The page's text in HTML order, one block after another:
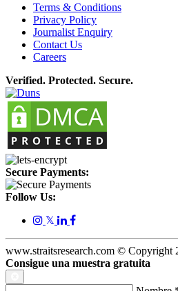
Terms & Conditions
Privacy Policy
Journalist Enquiry
Contact Us
Careers
Verified. Protected. Secure.
Secure Payments:
Follow Us:
𝕏
www.straitsresearch.com © Copyright
Consigue una muestra gratuita